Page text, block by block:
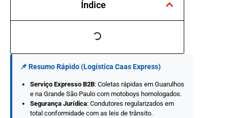
Índice
📌 Resumo Rápido (Logística Caas Express)
Serviço Expresso B2B: Coletas rápidas em Guarulhos
e na Grande São Paulo com motoboys homologados.
Segurança Jurídica: Condutores regularizados em
total conformidade com as leis de trânsito.